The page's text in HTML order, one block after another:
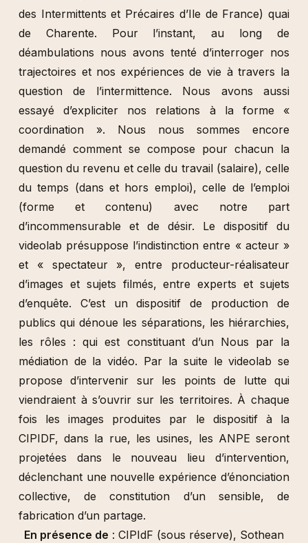
des Intermittents et Précaires d’Ile de France) quai
de Charente. Pour l’instant, au long de
déambulations nous avons tenté d’interroger nos
trajectoires et nos expériences de vie à travers la
question de l’intermittence. Nous avons aussi
essayé d’expliciter nos relations à la forme «
coordination ». Nous nous sommes encore
demandé comment se compose pour chacun la
question du revenu et celle du travail (salaire), celle
du temps (dans et hors emploi), celle de l’emploi
(forme et contenu) avec notre part
d’incommensurable et de désir. Le dispositif du
videolab présuppose l’indistinction entre « acteur »
et « spectateur », entre producteur-réalisateur
d’images et sujets filmés, entre experts et sujets
d’enquête. C’est un dispositif de production de
publics qui dénoue les séparations, les hiérarchies,
les rôles : qui est constituant d’un Nous par la
médiation de la vidéo. Par la suite le videolab se
propose d’intervenir sur les points de lutte qui
viendraient à s’ouvrir sur les territoires. À chaque
fois les images produites par le dispositif à la
CIPIDF, dans la rue, les usines, les ANPE seront
projetées dans le nouveau lieu d’intervention,
déclenchant une nouvelle expérience d’énonciation
collective, de constitution d’un sensible, de
fabrication d’un partage.
En présence de : CIPIdF (sous réserve), Sothean